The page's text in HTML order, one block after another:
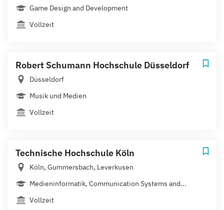
Game Design and Development
Vollzeit
Robert Schumann Hochschule Düsseldorf
Düsseldorf
Musik und Medien
Vollzeit
Technische Hochschule Köln
Köln, Gummersbach, Leverkusen
Medieninformatik, Communication Systems and...
Vollzeit